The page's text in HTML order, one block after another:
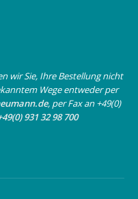
wir Sie, Ihre Bestellung nicht
Wege entweder per
, per Fax an +49(0)
931 32 98 700